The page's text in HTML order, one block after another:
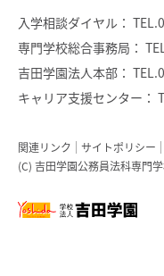
入学相談ダイヤル：
専門学校総合事務局：
吉田学園法人本部：
キャリア支援センター：
関連リンク サイトポリシー
(C) 吉田学園公務員法科専門